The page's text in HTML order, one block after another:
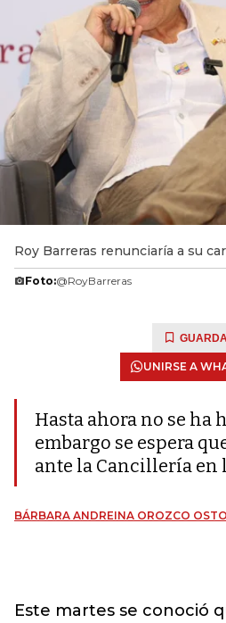
Roy Barreras renunciaría a su
Foto:@RoyBarreras
UNIRSE A
Hasta ahora no se ha
embargo se espera
ante la Cancillería en
BÁRBARA ANDREINA OROZCO
Este martes se conoció